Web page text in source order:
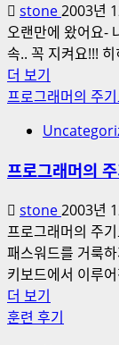
stone2003년
오랜만에 왔어요-
속.. 꼭 지켜요!!!
더 보기
빠
랜
만
~!
에
대
해
더
읽
어
보
프로그래머의 주
프로그래머의
stone2003년
프로그래머의 주
패스워드를 거룩
키보드에서 이루
더 보기
로
훈련 후기